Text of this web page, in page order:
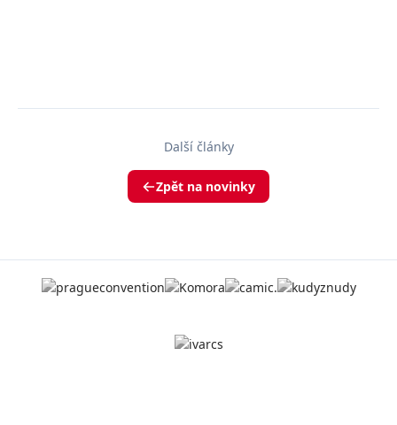
Další články
Zpět na novinky